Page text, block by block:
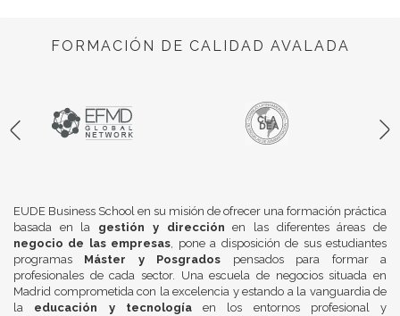
FORMACIÓN DE CALIDAD AVALADA
EUDE Business School en su misión de ofrecer una formación práctica
basada en la gestión y dirección en las diferentes áreas de
negocio de las empresas, pone a disposición de sus estudiantes
programas Máster y Posgrados pensados para formar a
profesionales de cada sector. Una escuela de negocios situada en
Madrid comprometida con la excelencia y estando a la vanguardia de
la educación y tecnologíaen los entornos profesional y